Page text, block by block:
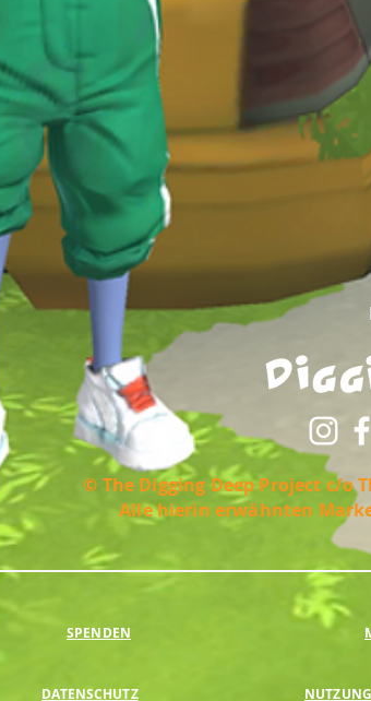
© The Digging Deep Project c/o
Alle hierin erwähnten
SPENDEN
DATENSCHUTZ